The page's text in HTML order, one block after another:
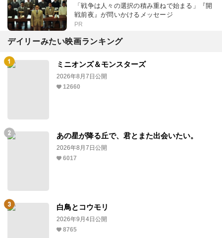
「戦争は人々の選択の積み重ねで始まる」『開
戦前夜』が問いかけるメッセージ
PR
デイリーみたい映画ランキング
ミニオンズ＆モンスターズ
2026年8月7日公開
12660
あの星が降る丘で、君とまた出会いたい。
2026年8月7日公開
6017
白鳥とコウモリ
2026年9月4日公開
8765